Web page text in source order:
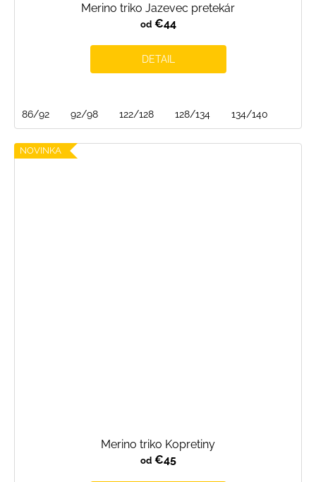
Merino triko Jazevec pretekár
od€44
DETAIL
86/92 92/98 122/128 128/134 134/140
NOVINKA
Merino triko Kopretiny
od€45